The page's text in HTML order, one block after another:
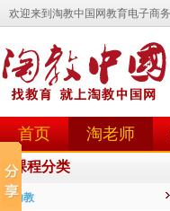
首页 淘老师
课程分类
幼教